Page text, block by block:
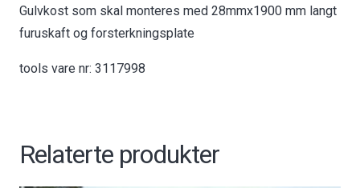
Gulvkost som skal monteres med 28mmx1900 mm langt
furuskaft og forsterkningsplate
tools vare nr: 3117998
Relaterte produkter